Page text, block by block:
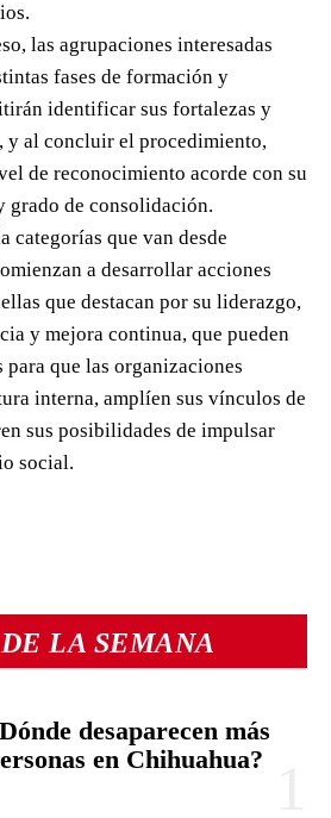
LA SEMANA
desaparecen más
en Chihuahua?
las agrupaciones interesadas
fases de formación y
identificar sus fortalezas y
y al concluir el procedimiento,
de reconocimiento acorde con su
grado de consolidación.
categorías que van desde
a desarrollar acciones
que destacan por su liderazgo,
y mejora continua, que pueden
que las organizaciones
interna, amplíen sus vínculos de
sus posibilidades de impulsar
social.